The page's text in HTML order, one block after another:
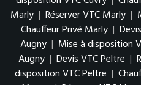
Marly | Réserver VTC Marly |
Chauffeur Privé Marly |
Augny | Mise à disposition
Augny | Devis VTC Peltre |
disposition VTC Peltre |